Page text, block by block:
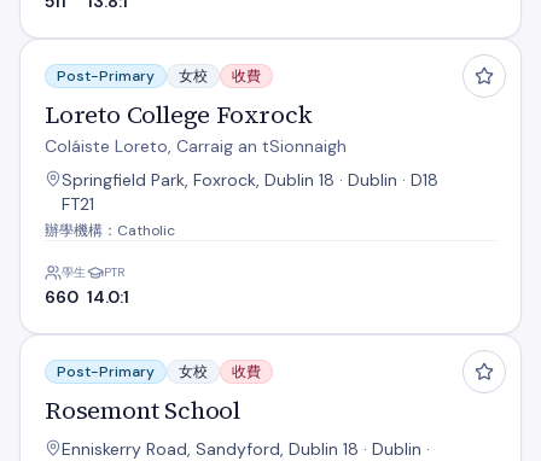
Loreto College Foxrock
Post-Primary 女校 收費
Loreto College Foxrock
Coláiste Loreto, Carraig an tSionnaigh
Springfield Park, Foxrock, Dublin 18 · Dublin · D18
FT21
辦學機構：Catholic
學生
660
PTR
14.0:1
Rosemont School
Post-Primary 女校 收費
Rosemont School
Enniskerry Road, Sandyford, Dublin 18 · Dublin ·